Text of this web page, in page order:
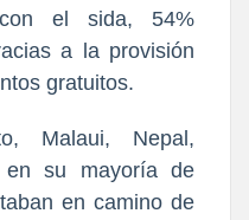
con el sida, 54%
a la provisión
gratuitos.
Malaui, Nepal,
en su mayoría de
en camino de